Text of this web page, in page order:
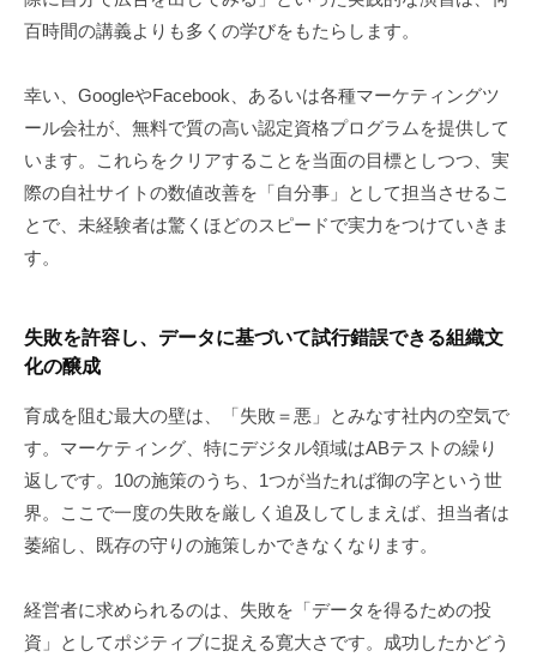
百時間の講義よりも多くの学びをもたらします。
幸い、GoogleやFacebook、あるいは各種マーケティングツ
ール会社が、無料で質の高い認定資格プログラムを提供して
います。これらをクリアすることを当面の目標としつつ、実
際の自社サイトの数値改善を「自分事」として担当させるこ
とで、未経験者は驚くほどのスピードで実力をつけていきま
す。
失敗を許容し、データに基づいて試行錯誤できる組織文
化の醸成
育成を阻む最大の壁は、「失敗＝悪」とみなす社内の空気で
す。マーケティング、特にデジタル領域はABテストの繰り
返しです。10の施策のうち、1つが当たれば御の字という世
界。ここで一度の失敗を厳しく追及してしまえば、担当者は
萎縮し、既存の守りの施策しかできなくなります。
経営者に求められるのは、失敗を「データを得るための投
資」としてポジティブに捉える寛大さです。成功したかどう